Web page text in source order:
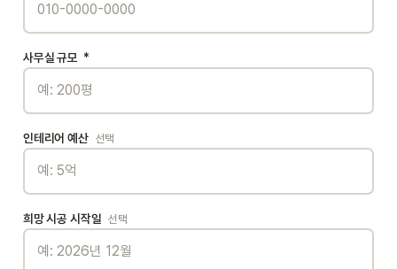
사무실 규모 *
인테리어 예산 선택
희망 시공 시작일 선택